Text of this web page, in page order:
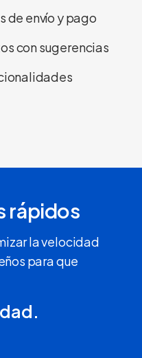
de envío y pago
con sugerencias
rápidos
la velocidad
para que